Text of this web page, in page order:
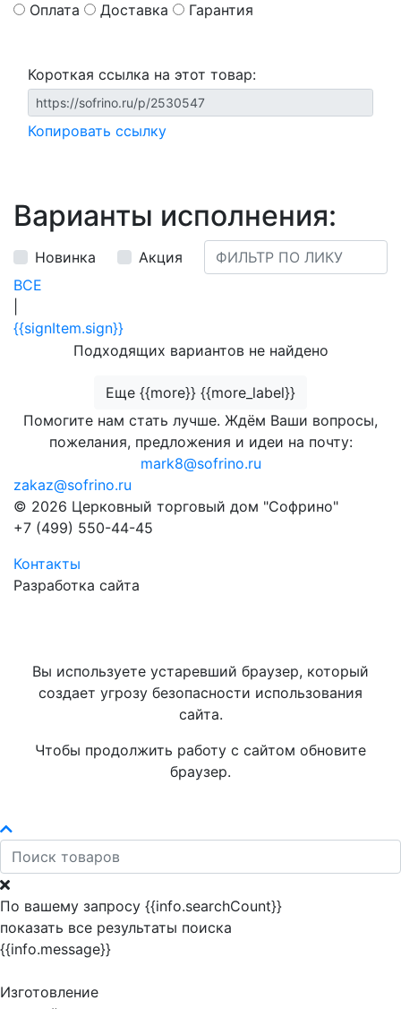
Оплата Доставка Гарантия
Короткая ссылка на этот товар:
Копировать ссылку
Варианты исполнения:
Новинка
Акция
ВСЕ
{{signItem.sign}}
Подходящих вариантов не найдено
Еще {{more}} {{more_label}}
Помогите нам стать лучше. Ждём Ваши вопросы,
пожелания, предложения и идеи на почту:
mark8@sofrino.ru
zakaz@sofrino.ru
© 2026 Церковный торговый дом "Софрино"
+7 (499) 550-44-45
Контакты
Разработка сайта
Вы используете устаревший браузер, который
создает угрозу безопасности использования
сайта.
Чтобы продолжить работу с сайтом обновите
браузер.
По вашему запросу {{info.searchCount}}
показать все результаты поиска
{{info.message}}
Изготовление